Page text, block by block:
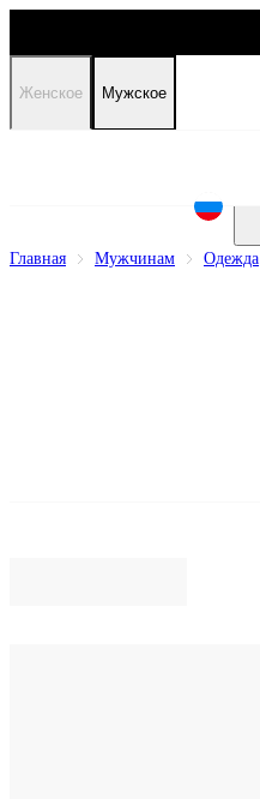
Женское Мужское
Главная Мужчинам Одежда